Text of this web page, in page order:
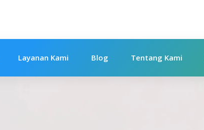
Layanan Kami Blog Tentang Kami